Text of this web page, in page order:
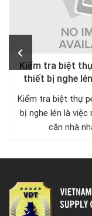
Kiểm tra biệt
thiết bị nghe
diện, trả lại
Kiểm tra biệt thự
bị nghe lén là
căn nhà